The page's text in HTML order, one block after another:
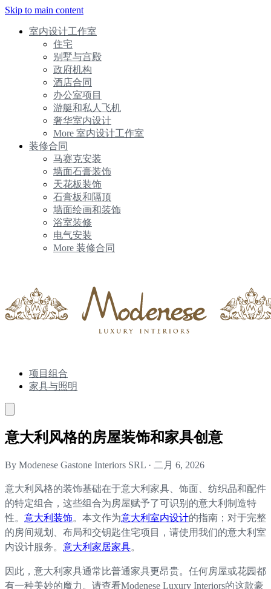
Skip to main content
室内设计工作室
住宅
别墅与宫殿
政府机构
酒店合同
办公室项目
游艇和私人飞机
奢华室内设计
More 室内设计工作室
装修合同
马赛克安装
墙面石膏装饰
天花板装饰
石膏板和隔顶
墙面绘画和装饰
浴室装修
电气安装
More 装修合同
项目组合
家具与照明
意大利风格的房屋装饰和家具创意
By Modenese Gastone Interiors SRL · 二月 6, 2026
意大利风格的装饰基础在于意大利家具、饰面、纺织品和配件
的特定组合，这些组合为房屋赋予了可识别的意大利制造特
性。 意大利装饰。本文作为意大利室内设计的指南；对于完整
的房间规划、布局和交钥匙住宅项目，请使用我们的意大利室
内设计服务。 意大利家居家具。
因此，意大利家具通常比普通家具更昂贵。任何房屋或花园都
有一种美妙的魔力。请查看Modenese Luxury Interiors的这款豪